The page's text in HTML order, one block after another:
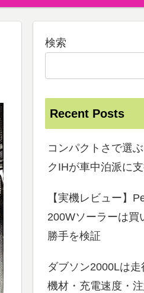
検索
Recent Posts
コンパクトさで選
クIHが車中泊派に
【実機レビュー】
200Wソーラーは買
勝手を検証
ダブソン2000Lは
機材・充電速度・